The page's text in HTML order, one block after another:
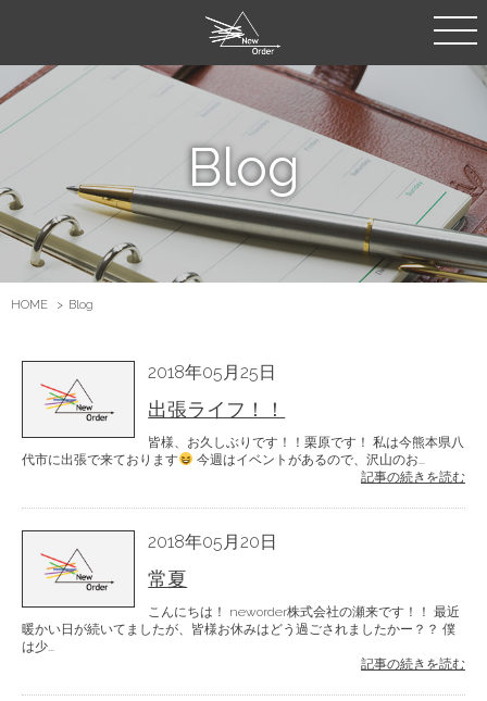
Blog
HOME Blog
2018年05月25日
出張ライフ！！
皆様、お久しぶりです！！栗原です！ 私は今熊本県八
代市に出張で来ております
今週はイベントがあるので、沢山のお...
記事の続きを読む
2018年05月20日
常夏
こんにちは！ neworder株式会社の瀬来です！！ 最近
暖かい日が続いてましたが、皆様お休みはどう過ごされましたかー？？ 僕
は少...
記事の続きを読む